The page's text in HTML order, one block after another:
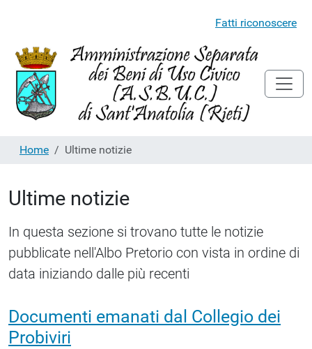
Fatti riconoscere
Home Ultime notizie
Ultime notizie
In questa sezione si trovano tutte le notizie
pubblicate nell'Albo Pretorio con vista in ordine di
data iniziando dalle più recenti
Documenti emanati dal Collegio dei
Probiviri